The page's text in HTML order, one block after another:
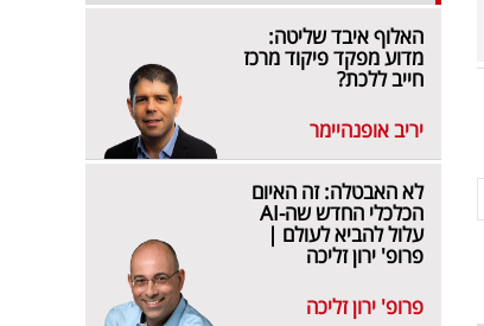
האלוף איבד שליטה:
מדוע מפקד פיקוד מרכז
חייב ללכת?
יריב אופנהיימר
לא האבטלה: זה האיום
הכלכלי החדש שה-AI
עלול להביא לעולם |
פרופ' ירון זליכה
פרופ' ירון זליכה